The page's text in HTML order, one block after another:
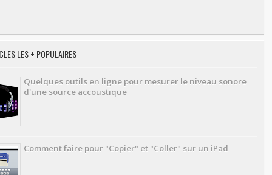
LES + POPULAIRES
Quelques outils en ligne pour mesurer le niveau sonore
d'une source accoustique
Comment faire pour "Copier" et "Coller" sur un iPad